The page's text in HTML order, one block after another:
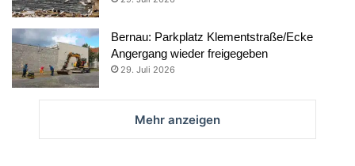
Bernau: Parkplatz Klementstraße/Ecke
Angergang wieder freigegeben
29. Juli 2026
Mehr anzeigen